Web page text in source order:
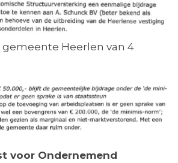
Heerlen van 4
voor Ondernemend